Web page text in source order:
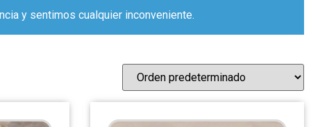
y sentimos cualquier inconveniente.